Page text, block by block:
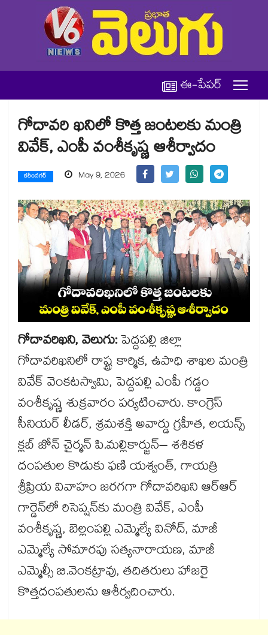
ఈ-పేపర్
గోదావరి ఖనిలో కొత్త జంటలకు మంత్రి
వివేక్, ఎంపీ వంశీకృష్ణ ఆశీర్వాదం
కరీంనగర్ May 9, 2026
గోదావరిఖని, వెలుగు:పెద్దపల్లి జిల్లా
గోదావరిఖనిలో రాష్ట్ర కార్మిక, ఉపాధి శాఖల మంత్రి
వివేక్​ వెంకటస్వామి, పెద్దపల్లి ఎంపీ గడ్డం
వంశీకృష్ణ శుక్రవారం పర్యటించారు. కాంగ్రెస్​
సీనియర్​ లీడర్, శ్రమశక్తి అవార్డు గ్రహీత, లయన్స్​
క్లబ్​ జోన్​ చైర్మన్​ పి.మల్లికార్జున్– శశికళ
దంపతుల కొడుకు ఫణి యశ్వంత్, గాయత్రి
శ్రీప్రియ వివాహం జరగగా గోదావరిఖని ఆర్​ఆర్​
గార్డెన్​లో రిసెప్షన్​కు మంత్రి వివేక్​, ఎంపీ
వంశీకృష్ణ, బెల్లంపల్లి ఎమ్మెల్యే వినోద్, మాజీ
ఎమ్మెల్యే సోమారపు సత్యనారాయణ, మాజీ
ఎమ్మెల్సీ బి.వెంకట్రావు, తదితరులు హాజరై
కొత్తదంపతులను ఆశీర్వదించారు.